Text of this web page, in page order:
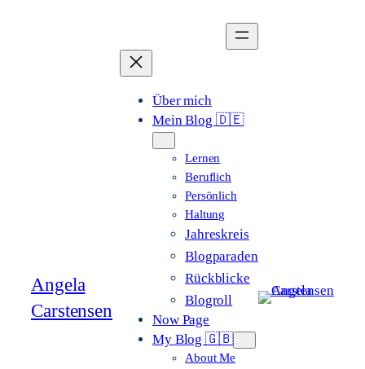
Angela
Carstensen
Über mich
Mein Blog 🇩🇪
Lernen
Beruflich
Persönlich
Haltung
Jahreskreis
Blogparaden
Rückblicke
Blogroll
Now Page
My Blog 🇬🇧
About Me